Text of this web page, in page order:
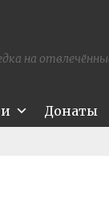
на
Донаты